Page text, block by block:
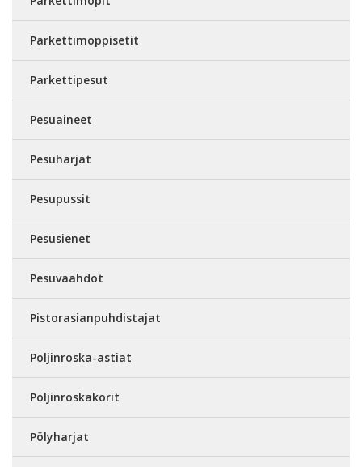
Parkettimoppisetit
Parkettipesut
Pesuaineet
Pesuharjat
Pesupussit
Pesusienet
Pesuvaahdot
Pistorasianpuhdistajat
Poljinroska-astiat
Poljinroskakorit
Pölyharjat